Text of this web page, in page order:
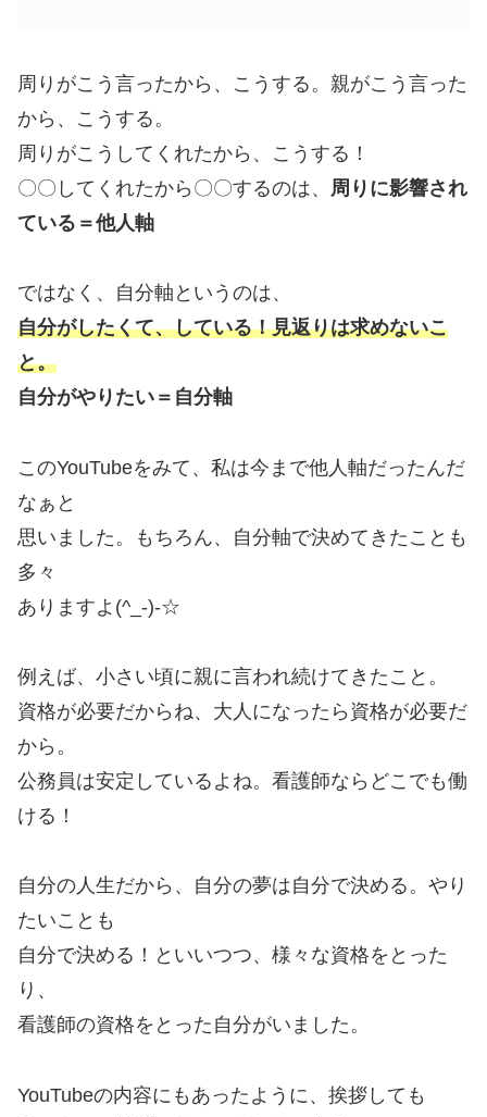
周りがこう言ったから、こうする。親がこう言った
から、こうする。
周りがこうしてくれたから、こうする！
〇〇してくれたから〇〇するのは、 周りに影響され
ている＝他人軸
ではなく、自分軸というのは、
自分がしたくて、している！見返りは求めないこ
と。
自分がやりたい＝自分軸
このYouTubeをみて、私は今まで他人軸だったんだ
なぁと
思いました。もちろん、自分軸で決めてきたことも
多々
ありますよ(^_-)-☆
例えば、小さい頃に親に言われ続けてきたこと。
資格が必要だからね、大人になったら資格が必要だ
から。
公務員は安定しているよね。看護師ならどこでも働
ける！
自分の人生だから、自分の夢は自分で決める。やり
たいことも
自分で決める！といいつつ、様々な資格をとった
り、
看護師の資格をとった自分がいました。
YouTubeの内容にもあったように、挨拶しても